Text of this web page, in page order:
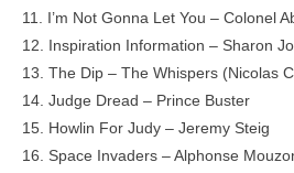
11. I’m Not Gonna Let You – Colonel
12. Inspiration Information – Sharon
13. The Dip – The Whispers (Nicolas
14. Judge Dread – Prince Buster
15. Howlin For Judy – Jeremy Steig
16. Space Invaders – Alphonse